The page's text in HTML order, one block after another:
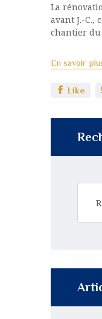
La
avant J.-C.,
chantier du
En savoir
Like